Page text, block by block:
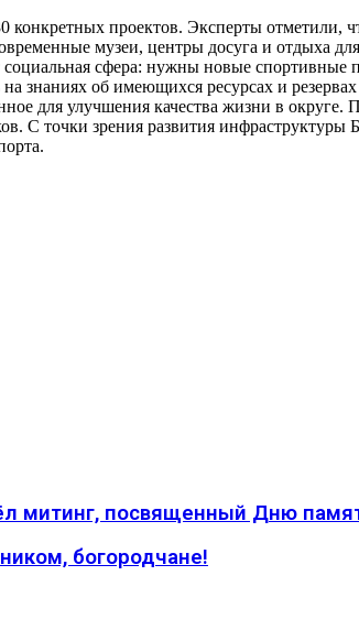
конкретных проектов. Эксперты отметили,
музеи, центры досуга и отдыха
сфера: нужны новые
знаниях об имеющихся ресурсах и
для улучшения качества жизни в
С точки зрения развития
митинг, посвященный Дню
богородчане!